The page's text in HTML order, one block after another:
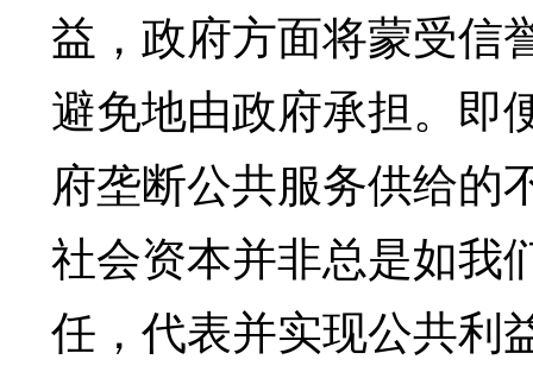
益，政府方面将蒙受信
避免地由政府承担。即
府垄断公共服务供给的
社会资本并非总是如我
任，代表并实现公共利